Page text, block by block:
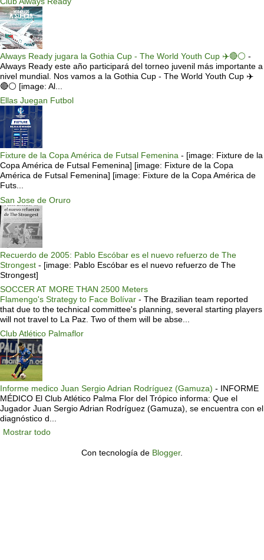
Always Ready jugara la Gothia Cup - The World Youth Cup ✈️🔴⚪️ -
Always Ready este año participará del torneo juvenil más importante a
nivel mundial. Nos vamos a la Gothia Cup - The World Youth Cup ✈️
🔴⚪️ [image: Al...
Ellas Juegan Futbol
Fixture de la Copa América de Futsal Femenina - [image: Fixture de la
Copa América de Futsal Femenina] [image: Fixture de la Copa
América de Futsal Femenina] [image: Fixture de la Copa América de
Futs...
San Jose de Oruro
Recuerdo de 2005: Pablo Escóbar es el nuevo refuerzo de The
Strongest - [image: Pablo Escóbar es el nuevo refuerzo de The
Strongest]
SOCCER AT MORE THAN 2500 Meters
Flamengo's Strategy to Face Bolívar - The Brazilian team reported
that due to the technical committee's planning, several starting players
will not travel to La Paz. Two of them will be abse...
Club Atlético Palmaflor
Informe medico Juan Sergio Adrian Rodríguez (Gamuza) - INFORME
MÉDICO El Club Atlético Palma Flor del Trópico informa: Que el
Jugador Juan Sergio Adrian Rodríguez (Gamuza), se encuentra con el
diagnóstico d...
Mostrar todo
Con tecnología de Blogger.